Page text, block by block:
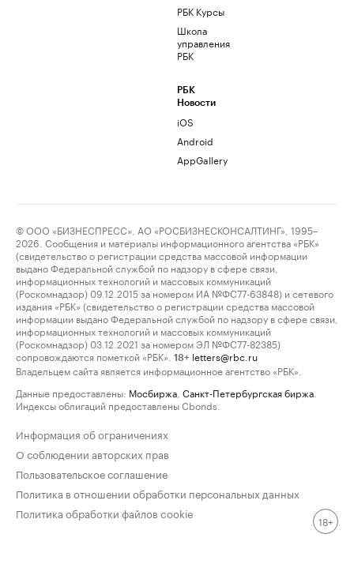
РБК Курсы
Школа
управления
РБК
РБК
Новости
iOS
Android
AppGallery
© ООО «БИЗНЕСПРЕСС», АО «РОСБИЗНЕСКОНСАЛТИНГ», 1995–
2026. Сообщения и материалы информационного агентства «РБК»
(свидетельство о регистрации средства массовой информации
выдано Федеральной службой по надзору в сфере связи,
информационных технологий и массовых коммуникаций
(Роскомнадзор) 09.12.2015 за номером ИА №ФС77-63848) и сетевого
издания «РБК» (свидетельство о регистрации средства массовой
информации выдано Федеральной службой по надзору в сфере связи,
информационных технологий и массовых коммуникаций
(Роскомнадзор) 03.12.2021 за номером ЭЛ №ФС77-82385)
сопровождаются пометкой «РБК».
18+ letters@rbc.ru
Владельцем сайта является информационное агентство «РБК».
Данные предоставлены: Мосбиржа Санкт-Петербургская биржа
Индексы облигаций предоставлены Cbonds.
Информация об ограничениях
О соблюдении авторских прав
Пользовательское соглашение
Политика в отношении обработки персональных данных
Политика обработки файлов cookie
18+